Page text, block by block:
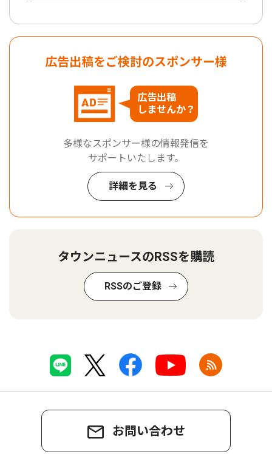
広告出稿をご検討のスポンサー様
広告出稿
しませんか？
多様なスポンサー様の情報発信を
サポートいたします。
詳細を見る
タウンニュースのRSSを購読
RSSのご登録
お問い合わせ